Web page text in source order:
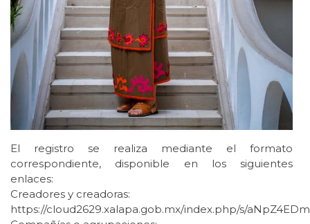
El registro se realiza mediante el formato
correspondiente, disponible en los siguientes
enlaces:
Creadores y creadoras:
https://cloud2629.xalapa.gob.mx/index.php/s/